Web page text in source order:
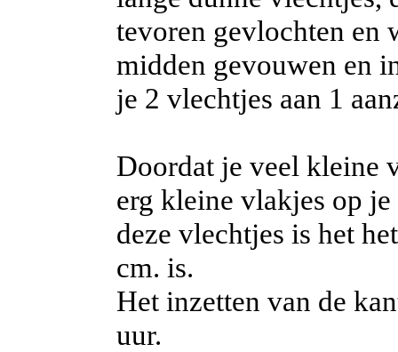
tevoren gevlochten en
midden gevouwen en
je 2 vlechtjes aan 1
Doordat je veel kleine
erg kleine vlakjes op
deze vlechtjes is het
cm. is.
Het inzetten van de
uur.